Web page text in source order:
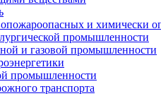
и химически
промышленности
и газовой промышленности
промышленности
транспорта